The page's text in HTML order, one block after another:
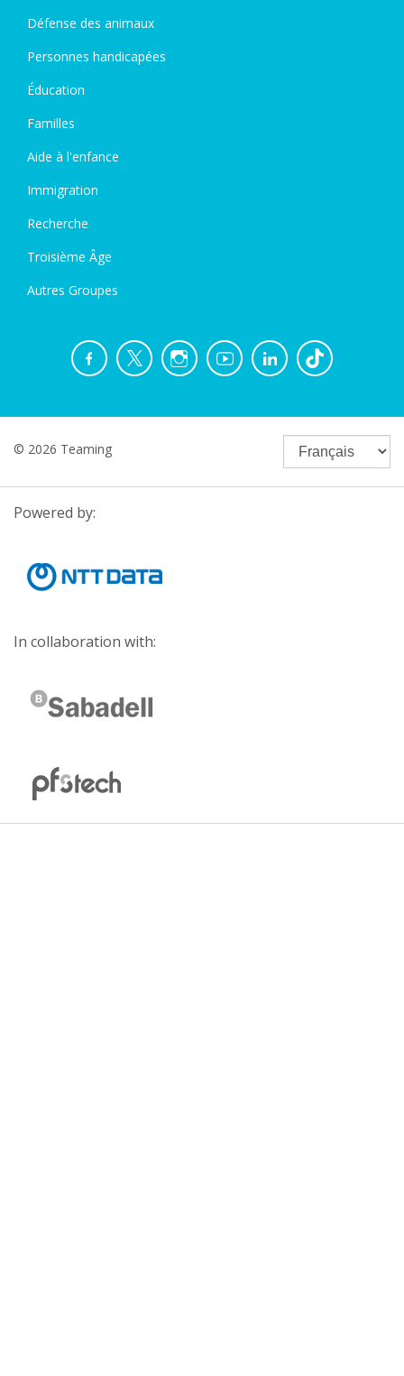
Défense des animaux
Personnes handicapées
Éducation
Familles
Aide à l'enfance
Immigration
Recherche
Troisième Âge
Autres Groupes
© 2026 Teaming
Powered by:
In collaboration with: